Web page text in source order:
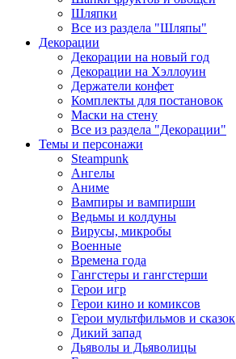
Шляпки
Все из раздела "Шляпы"
Декорации
Декорации на новый год
Декорации на Хэллоуин
Держатели конфет
Комплекты для постановок
Маски на стену
Все из раздела "Декорации"
Темы и персонажи
Steampunk
Ангелы
Аниме
Вампиры и вампирши
Ведьмы и колдуны
Вирусы, микробы
Военные
Времена года
Гангстеры и гангстерши
Герои игр
Герои кино и комиксов
Герои мультфильмов и сказок
Дикий запад
Дьяволы и Дьяволицы